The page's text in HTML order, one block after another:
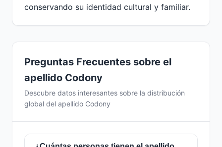
conservando su identidad cultural y familiar.
Preguntas Frecuentes sobre el
apellido Codony
Descubre datos interesantes sobre la distribución
global del apellido Codony